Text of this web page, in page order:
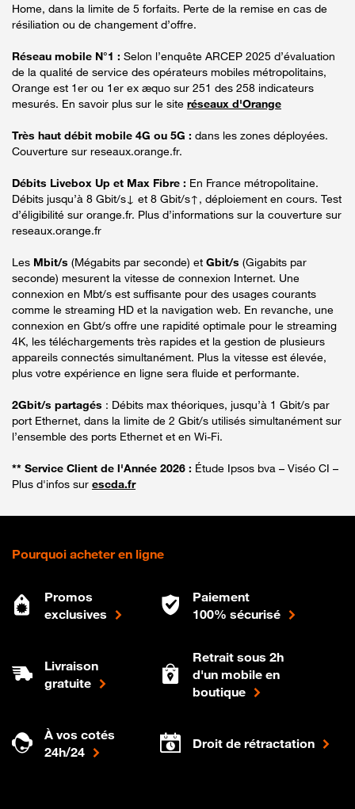
Home, dans la limite de 5 forfaits. Perte de la remise en cas de
résiliation ou de changement d’offre.
Réseau mobile N°1 : Selon l’enquête ARCEP 2025 d’évaluation
de la qualité de service des opérateurs mobiles métropolitains,
Orange est 1er ou 1er ex æquo sur 251 des 258 indicateurs
mesurés. En savoir plus sur le site réseaux d'Orange
Très haut débit mobile 4G ou 5G : dans les zones déployées.
Couverture sur reseaux.orange.fr.
Débits Livebox Up et Max Fibre : En France métropolitaine.
Débits jusqu’à 8 Gbit/s↓ et 8 Gbit/s↑, déploiement en cours. Test
d’éligibilité sur orange.fr. Plus d’informations sur la couverture sur
reseaux.orange.fr
Les Mbit/s (Mégabits par seconde) et Gbit/s (Gigabits par
seconde) mesurent la vitesse de connexion Internet. Une
connexion en Mbt/s est suffisante pour des usages courants
comme le streaming HD et la navigation web. En revanche, une
connexion en Gbt/s offre une rapidité optimale pour le streaming
4K, les téléchargements très rapides et la gestion de plusieurs
appareils connectés simultanément. Plus la vitesse est élevée,
plus votre expérience en ligne sera fluide et performante.
2Gbit/s partagés : Débits max théoriques, jusqu’à 1 Gbit/s par
port Ethernet, dans la limite de 2 Gbit/s utilisés simultanément sur
l’ensemble des ports Ethernet et en Wi-Fi.
** Service Client de l'Année 2026 : Étude Ipsos bva – Viséo CI –
Plus d'infos sur escda.fr
Pourquoi acheter en ligne
Promos
exclusives
Paiement
100% sécurisé
Livraison
gratuite
Retrait sous 2h
d'un mobile en
boutique
À vos cotés
24h/24
Droit de rétractation